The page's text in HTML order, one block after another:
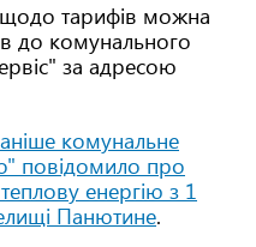
щодо тарифів можна
до комунального
за адресою
комунальне
повідомило про
енергію з 1
Панютине.